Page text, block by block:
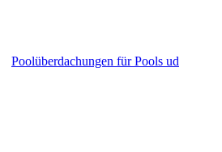
Poolüberdachungen für Pools ud